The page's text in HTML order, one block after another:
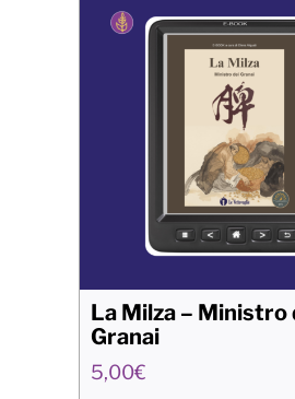
La Milza – Ministro
Granai
5,00€